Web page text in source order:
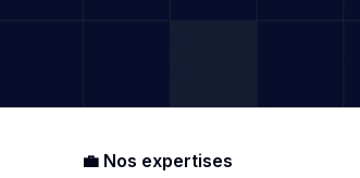
💼 Nos expertises